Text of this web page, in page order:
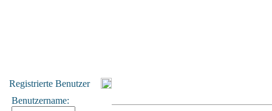
Registrierte Benutzer
Benutzername: